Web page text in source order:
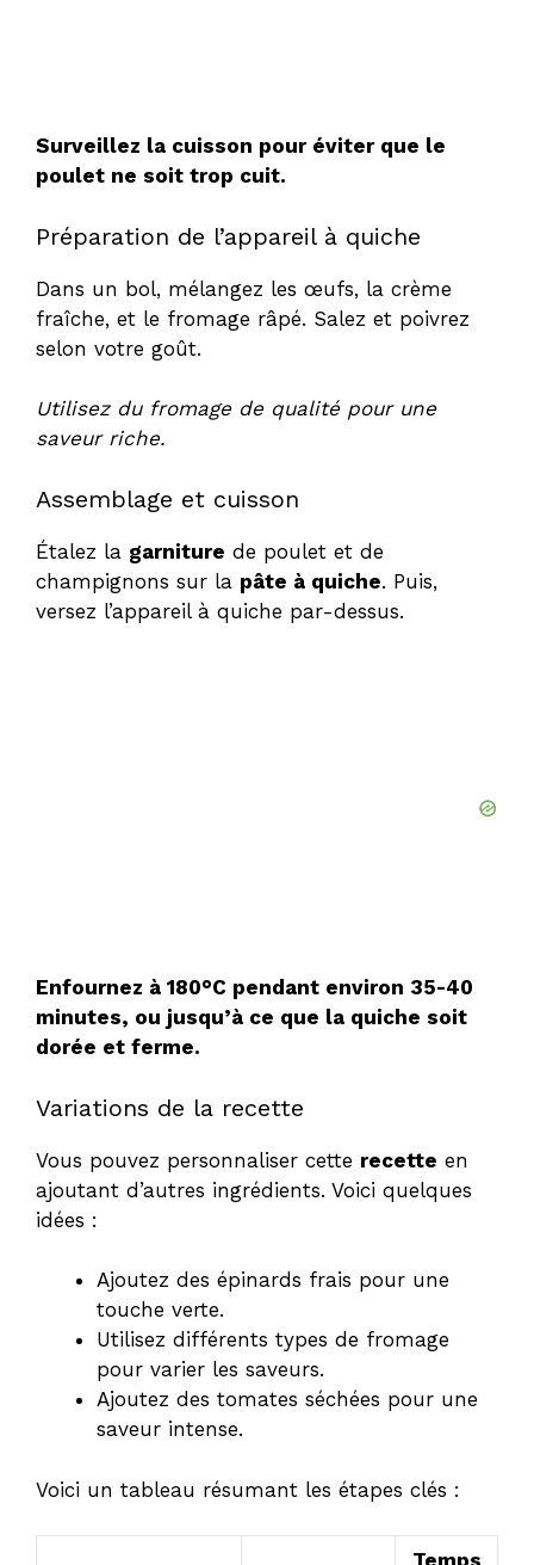
Surveillez la cuisson pour éviter que le
poulet ne soit trop cuit.
Préparation de l’appareil à quiche
Dans un bol, mélangez les œufs, la crème
fraîche, et le fromage râpé. Salez et poivrez
selon votre goût.
Utilisez du fromage de qualité pour une
saveur riche.
Assemblage et cuisson
Étalez la garniture de poulet et de
champignons sur la pâte à quiche. Puis,
versez l’appareil à quiche par-dessus.
Enfournez à 180°C pendant environ 35-40
minutes, ou jusqu’à ce que la quiche soit
dorée et ferme.
Variations de la recette
Vous pouvez personnaliser cette recette en
ajoutant d’autres ingrédients. Voici quelques
idées :
Ajoutez des épinards frais pour une
touche verte.
Utilisez différents types de fromage
pour varier les saveurs.
Ajoutez des tomates séchées pour une
saveur intense.
Voici un tableau résumant les étapes clés :